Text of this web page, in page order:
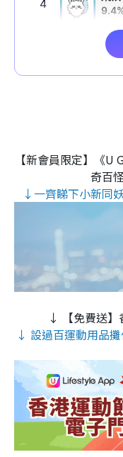
【新會員限定】《U
奇百
↓一齊睇下小新同
↓ 【免費送】
↓ 設過百運動用品